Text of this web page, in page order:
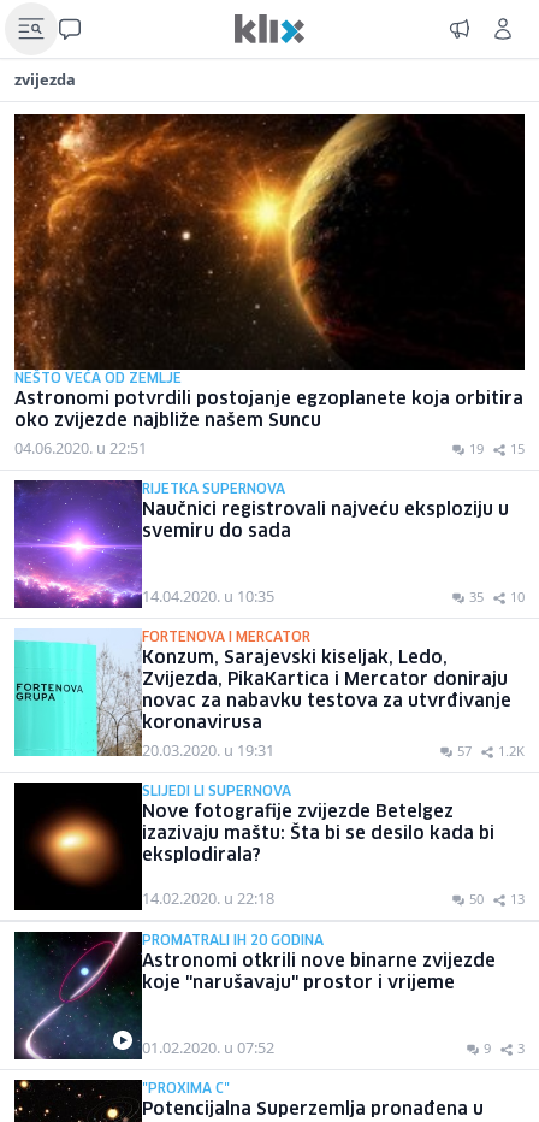
zvijezda
NEŠTO VEĆA OD ZEMLJE
Astronomi potvrdili postojanje egzoplanete koja orbitira
oko zvijezde najbliže našem Suncu
04.06.2020. u 22:51 19 15
RIJETKA SUPERNOVA
Naučnici registrovali najveću eksploziju u
svemiru do sada
14.04.2020. u 10:35 35 10
FORTENOVA I MERCATOR
Konzum, Sarajevski kiseljak, Ledo,
Zvijezda, PikaKartica i Mercator doniraju
novac za nabavku testova za utvrđivanje
koronavirusa
20.03.2020. u 19:31 57 1.2K
SLIJEDI LI SUPERNOVA
Nove fotografije zvijezde Betelgez
izazivaju maštu: Šta bi se desilo kada bi
eksplodirala?
14.02.2020. u 22:18 50 13
PROMATRALI IH 20 GODINA
Astronomi otkrili nove binarne zvijezde
koje "narušavaju" prostor i vrijeme
01.02.2020. u 07:52 9 3
"PROXIMA C"
Potencijalna Superzemlja pronađena u